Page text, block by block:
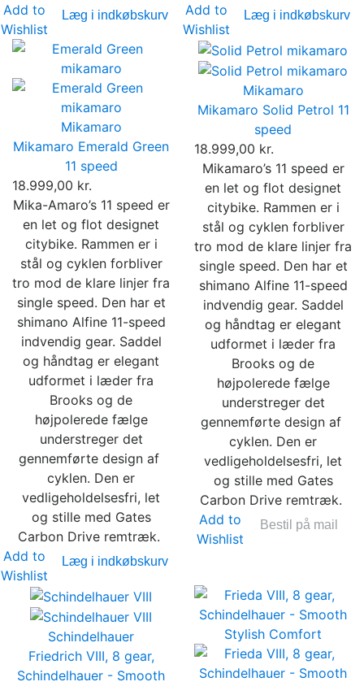
Add to
Wishlist
Læg i indkøbskurv
Add to
Wishlist
Læg i indkøbskurv
Mikamaro
Mikamaro Emerald Green
11 speed
18.999,00 kr.
Mika-Amaro’s 11 speed er
en let og flot designet
citybike. Rammen er i
stål og cyklen forbliver
tro mod de klare linjer fra
single speed. Den har et
shimano Alfine 11-speed
indvendig gear. Saddel
og håndtag er elegant
udformet i læder fra
Brooks og de
højpolerede fælge
understreger det
gennemførte design af ​​
cyklen. Den er
vedligeholdelsesfri, let
og stille med Gates
Carbon Drive remtræk.
Add to
Wishlist
Læg i indkøbskurv
Mikamaro
Mikamaro Solid Petrol 11
speed
18.999,00 kr.
Mikamaro’s 11 speed er
en let og flot designet
citybike. Rammen er i
stål og cyklen forbliver
tro mod de klare linjer fra
single speed. Den har et
shimano Alfine 11-speed
indvendig gear. Saddel
og håndtag er elegant
udformet i læder fra
Brooks og de
højpolerede fælge
understreger det
gennemførte design af ​​
cyklen. Den er
vedligeholdelsesfri, let
og stille med Gates
Carbon Drive remtræk.
Add to
Wishlist
Bestil på mail
Schindelhauer
Friedrich VIII, 8 gear,
Schindelhauer - Smooth